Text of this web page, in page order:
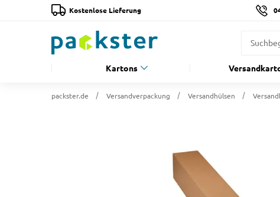
Kostenlose Lieferung
Kartons
packster.de Versandverpackung Versandhülsen